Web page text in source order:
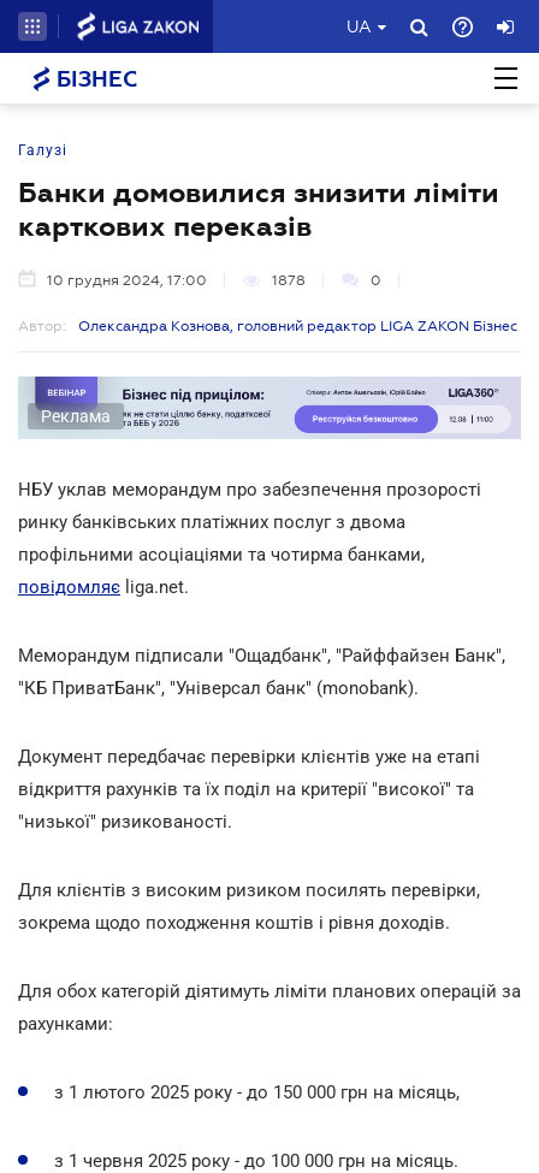
UA
БІЗНЕС
Галузі
Банки домовилися знизити ліміти
карткових переказів
10 грудня 2024, 17:00 1878 0
Автор: Олександра Кознова, головний редактор LIGA ZAKON Бізнес
Реклама
НБУ уклав меморандум про забезпечення прозорості
ринку банківських платіжних послуг з двома
профільними асоціаціями та чотирма банками,
повідомляє liga.net.
Меморандум підписали "Ощадбанк", "Райффайзен Банк",
"КБ ПриватБанк", "Універсал банк" (monobank).
Документ передбачає перевірки клієнтів уже на етапі
відкриття рахунків та їх поділ на критерії "високої" та
"низької" ризикованості.
Для клієнтів з високим ризиком посилять перевірки,
зокрема щодо походження коштів і рівня доходів.
Для обох категорій діятимуть ліміти планових операцій за
рахунками:
з 1 лютого 2025 року - до 150 000 грн на місяць,
з 1 червня 2025 року - до 100 000 грн на місяць.